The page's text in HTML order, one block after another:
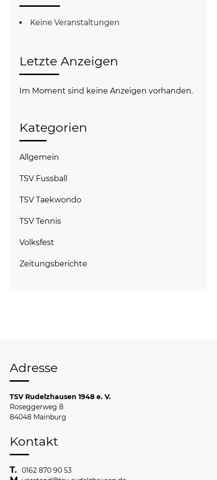
Keine Veranstaltungen
Letzte Anzeigen
Im Moment sind keine Anzeigen vorhanden.
Kategorien
Allgemein
TSV Fussball
TSV Taekwondo
TSV Tennis
Volksfest
Zeitungsberichte
Adresse
TSV Rudelzhausen 1948 e. V.
Roseggerweg 8
84048 Mainburg
Kontakt
0162 870 90 53